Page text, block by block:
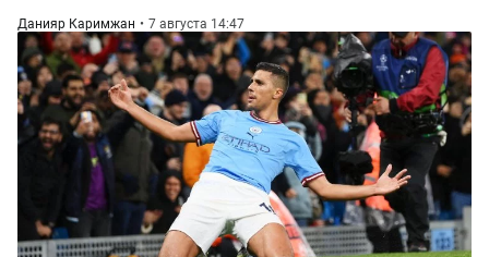
Данияр Каримжан 7 августа 14:47